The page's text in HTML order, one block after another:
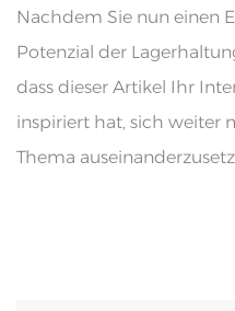
Nachdem Sie nun einen
Potenzial der
dass dieser Artikel Ihr
inspiriert hat, sich weiter
Thema